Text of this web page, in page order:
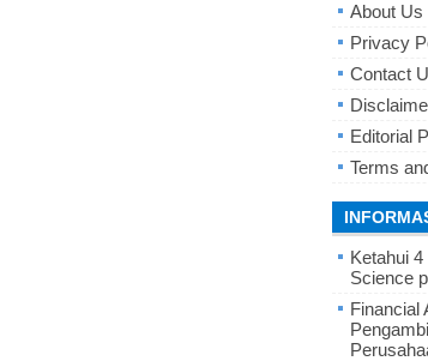
About Us
Privacy
Contact
Editorial
Terms
Ketahui
Science
Financial